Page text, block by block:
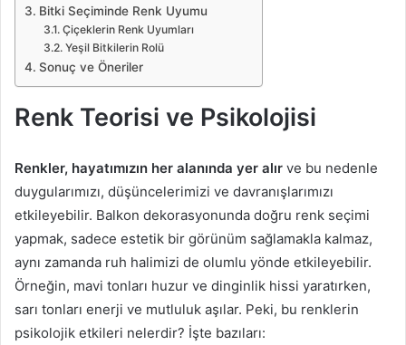
Bitki Seçiminde Renk Uyumu
Çiçeklerin Renk Uyumları
Yeşil Bitkilerin Rolü
Sonuç ve Öneriler
Renk Teorisi ve Psikolojisi
Renkler, hayatımızın her alanında yer alır ve bu nedenle
duygularımızı, düşüncelerimizi ve davranışlarımızı
etkileyebilir. Balkon dekorasyonunda doğru renk seçimi
yapmak, sadece estetik bir görünüm sağlamakla kalmaz,
aynı zamanda ruh halimizi de olumlu yönde etkileyebilir.
Örneğin, mavi tonları huzur ve dinginlik hissi yaratırken,
sarı tonları enerji ve mutluluk aşılar. Peki, bu renklerin
psikolojik etkileri nelerdir? İşte bazıları: